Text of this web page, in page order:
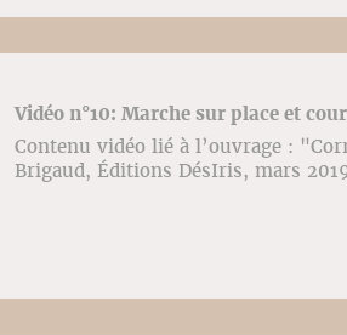
Vidéo n°10: Marche sur place et
Contenu vidéo lié à l’ouvrage :
Brigaud, Éditions DésIris, mars